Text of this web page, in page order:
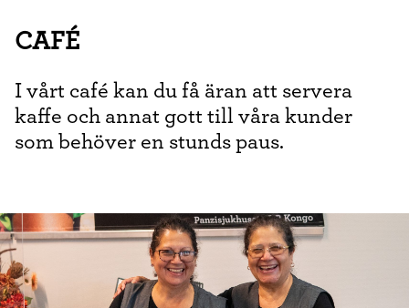
CAFÉ
I vårt café kan du få äran att servera
kaffe och annat gott till våra kunder
som behöver en stunds paus.